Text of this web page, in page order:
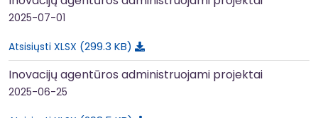
2025-07-01
Atsisiųsti XLSX 299.3 KB
Inovacijų agentūros administruojami projektai
2025-06-25